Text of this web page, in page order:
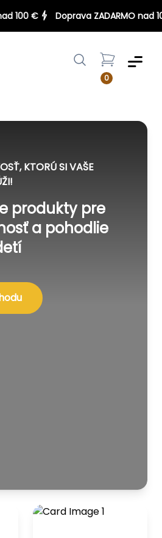
nad 100 € Doprava ZADARMO
0
Menu
KTORÚ SI VAŠE
produkty pre
a pohodlie